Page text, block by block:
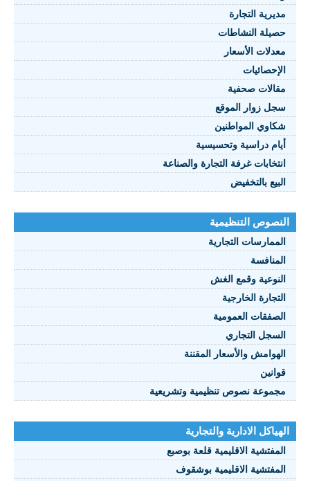
النصوص 2021
FRANÇAIS
مديرية التجارة
حصيلة النشاطات
معدلات الأسعار
الإحصائيات
مقالات صحفية
سجل زوار الموقع
شكاوي المواطنين
أيام دراسية وتحسيسية
انتخابات غرفة التجارة والصناعة
البيع بالتخفيض
النصوص التنظيمية
الممارسات التجارية
المنافسة
النوعية وقمع الغش
التجارة الخارجية
الصفقات العمومية
السجل التجاري
الهوامش والأسعار المقننة
قوانين
مجموعة نصوص تنظيمية وتشريعية
الهياكل الادارية والتجارية
المفتشية الاقليمية قلعة بوصبع
المفتشية الاقليمية بوشقوف